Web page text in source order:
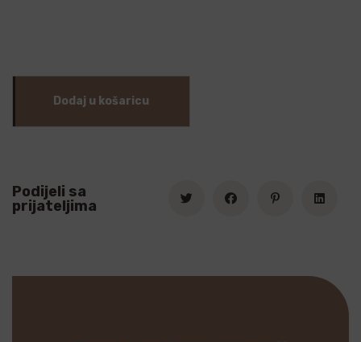
Dodaj u košaricu
Podijeli sa
prijateljima